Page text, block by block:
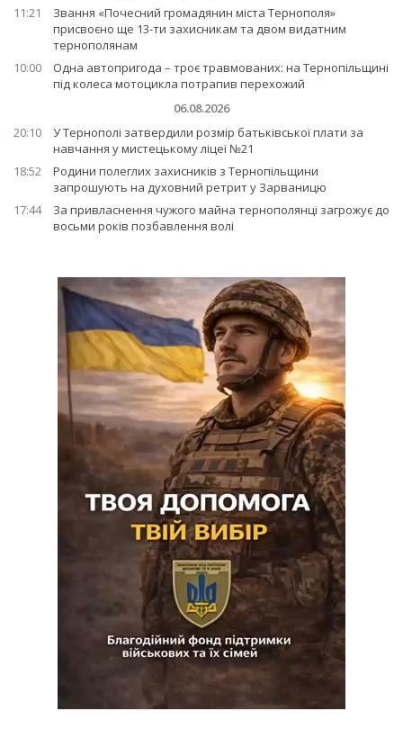
11:21
Звання «Почесний громадянин міста Тернополя»
присвоєно ще 13-ти захисникам та двом видатним
тернополянам
10:00
Одна автопригода – троє травмованих: на Тернопільщині
під колеса мотоцикла потрапив перехожий
06.08.2026
20:10
У Тернополі затвердили розмір батьківської плати за
навчання у мистецькому ліцеї №21
18:52
Родини полеглих захисників з Тернопільщини
запрошують на духовний ретрит у Зарваницю
17:44
За привласнення чужого майна тернополянці загрожує до
восьми років позбавлення волі